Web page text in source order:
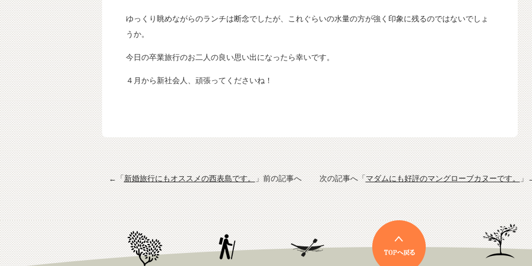
ゆっくり眺めながらのランチは断念でしたが、これぐらいの水量の方が強く印象に残るのではないでしょ
うか。
今日の卒業旅行のお二人の良い思い出になったら幸いです。
４月から新社会人、頑張ってくださいね！
←「新婚旅行にもオススメの西表島です。」前の記事へ 次の記事へ「マダムにも好評のマングローブカヌーです。」